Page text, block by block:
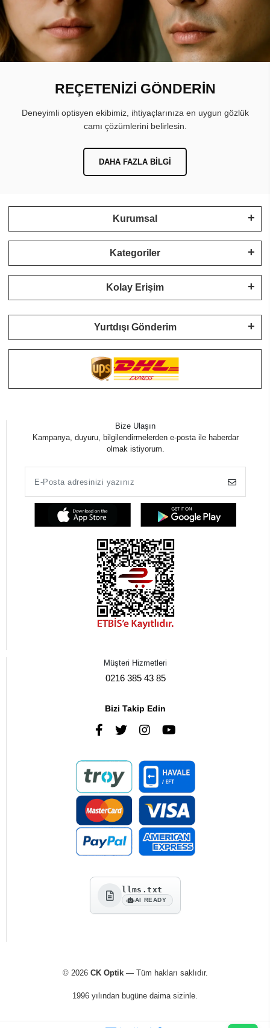
REÇETENİZİ GÖNDERİN
Deneyimli optisyen ekibimiz, ihtiyaçlarınıza en uygun gözlük
camı çözümlerini belirlesin.
DAHA FAZLA BILGI
Kurumsal
Kategoriler
Kolay Erişim
Yurtdışı Gönderim
Bize Ulaşın
Kampanya, duyuru, bilgilendirmelerden e-posta ile haberdar
olmak istiyorum.
Müşteri Hizmetleri
0216 385 43 85
Bizi Takip Edin
llms.txt
AI READY
© 2026 CK Optik— Tüm hakları saklıdır.
1996 yılından bugüne daima sizinle.